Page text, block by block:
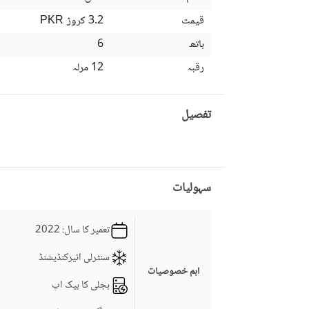
قیمت
PKR
3.2 کروڑ
باتھ
6
رقبہ
12 مرلہ
تفصیل
سہولیات
اہم خصوصیات
تعمیر کا سال: 2022
سنٹرلی ائیرکنڈیشنڈ
بجلی کا بیک اپ